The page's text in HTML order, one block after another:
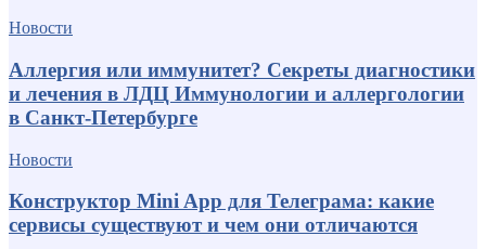
Новости
Аллергия или иммунитет? Секреты диагностики
и лечения в ЛДЦ Иммунологии и аллергологии
в Санкт-Петербурге
Новости
Конструктор Mini App для Телеграма: какие
сервисы существуют и чем они отличаются